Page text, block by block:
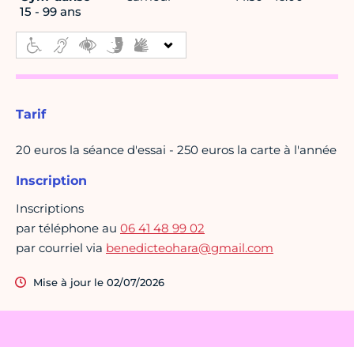
15 - 99 ans
Tarif
20 euros la séance d'essai - 250 euros la carte à l'année
Inscription
Inscriptions
par téléphone au 06 41 48 99 02
par courriel via benedicteohara@gmail.com
Mise à jour le 02/07/2026